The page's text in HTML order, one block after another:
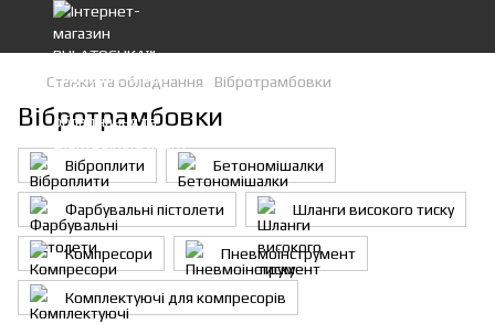
Станки та обладнання Вібротрамбовки
Вібротрамбовки
Віброплити Бетономішалки
Фарбувальні пістолети Шланги високого тиску
Компресори Пневмоінструмент
Комплектуючі для компресорів